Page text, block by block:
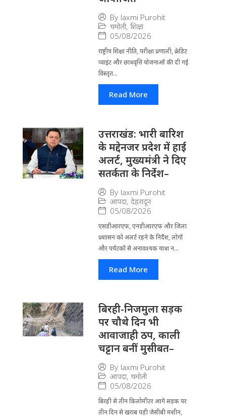
By laxmi Purohit
चमोली, शिक्षा
05/08/2026
राष्ट्रीय शिक्षा नीति, परीक्षा प्रणाली, क्रेडिट
प्वाइंट और छात्रवृत्ति योजनाओं की दी गई
विस्तृत...
Read More
उत्तराखंड: भारी बारिश
के मद्देनजर प्रदेश में हाई
अलर्ट, मुख्यमंत्री ने दिए
सतर्कता के निर्देश–
By laxmi Purohit
आपदा, देहरादून
05/08/2026
एसडीआरएफ, एनडीआरएफ और जिला
प्रशासन को अलर्ट रहने के निर्देश, लोगों
और पर्यटकों से अनावश्यक यात्रा न...
Read More
बिरही-निजमुला सड़क
पर चौथे दिन भी
आवाजाही ठप, काली
चट्टान बनीं मुसीबत–
By laxmi Purohit
आपदा, चमोली
05/08/2026
बिरही से तीन किलोमीटर आगे सड़क पर
तीन दिन से खराब पड़ी जेसीबी मशीन,